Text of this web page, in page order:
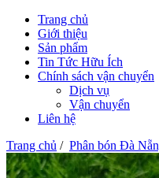
Trang chủ
Giới thiệu
Sản phẩm
Tin Tức Hữu Ích
Chính sách vận chuyển
Dịch vụ
Vận chuyển
Liên hệ
Trang chủ / Phân bón Đà